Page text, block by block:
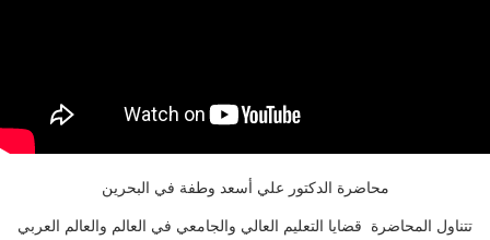
محاضرة الدكتور علي أسعد وطفة في البحرين
تتناول المحاضرة قضايا التعليم العالي والجامعي في العالم والعالم العربي